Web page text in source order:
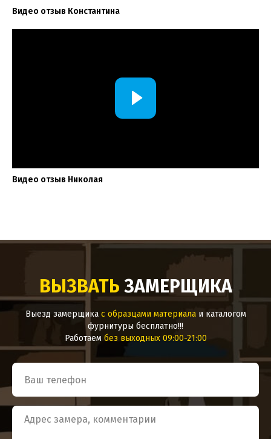
Видео отзыв Константина
Видео отзыв Николая
ВЫЗВАТЬ ЗАМЕРЩИКА
Выезд замерщика с образцами материала и каталогом
фурнитуры бесплатно!!!
Работаем без выходных 09:00-21:00